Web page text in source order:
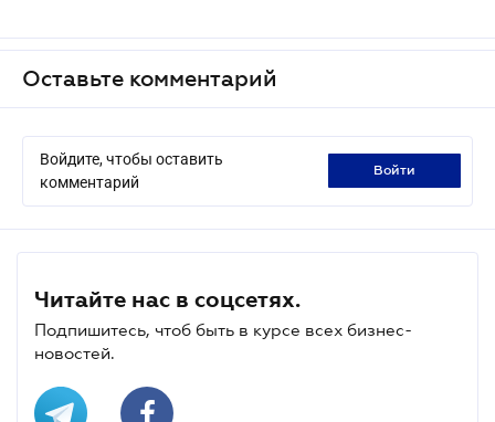
Оставьте комментарий
Войдите, чтобы оставить
комментарий
войти
Читайте нас в соцсетях.
Подпишитесь, чтоб быть в курсе всех бизнес-
новостей.